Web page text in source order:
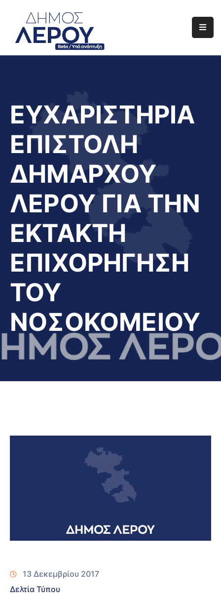
Αρχική
Διαφάνεια
Το
Νησί
Μας
ΕΥΧΑΡΙΣΤΗΡΙΑ
ΕΠΙΣΤΟΛΗ
ΔΗΜΑΡΧΟΥ
ΛΕΡΟΥ ΓΙΑ ΤΗΝ
ΕΚΤΑΚΤΗ
ΕΠΙΧΟΡΗΓΗΣΗ
ΤΟΥ
ΝΟΣΟΚΟΜΕΙΟΥ
13 Δεκεμβρίου 2017
Δελτία Τύπου